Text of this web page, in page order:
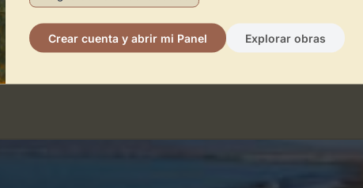
Crear cuenta y abrir mi Panel Explorar obras